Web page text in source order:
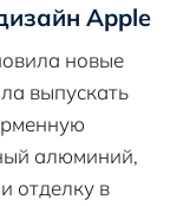
Apple
новые
выпускать
алюминий,
отделку в